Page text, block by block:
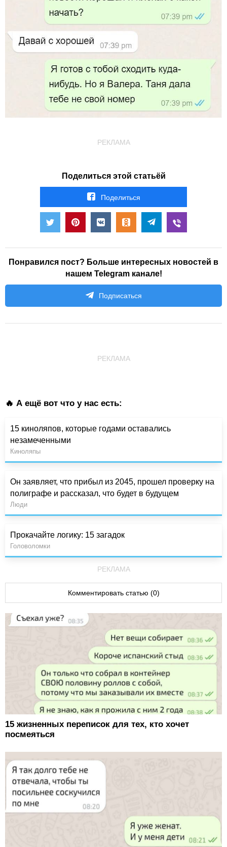
РЕКЛАМА
Поделиться этой статьёй
Поделиться
Понравился пост? Больше интересных новостей в
нашем Telegram канале!
Подписаться
РЕКЛАМА
🔥 А ещё вот что у нас есть:
15 киноляпов, которые годами оставались
незамеченными
Киноляпы
Он заявляет, что прибыл из 2045, прошел проверку на
полиграфе и рассказал, что будет в будущем
Люди
Прокачайте логику: 15 загадок
Головоломки
РЕКЛАМА
Комментировать статью (0)
15 жизненных переписок для тех, кто хочет
посмеяться